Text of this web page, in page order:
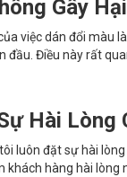
Gây
của việc dán đổi màu
đầu. Điều này rất
Hài Lòng
luôn đặt sự hài
khách hàng hài lòng